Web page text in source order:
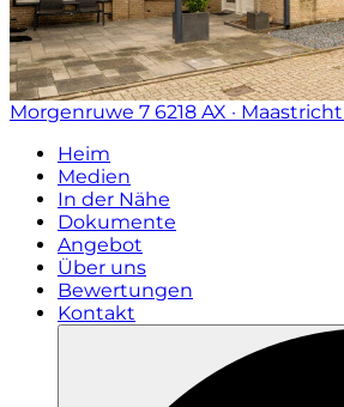
Morgenruwe 7 6218 AX · Maastricht
Heim
Medien
In der Nähe
Dokumente
Angebot
Über uns
Bewertungen
Kontakt